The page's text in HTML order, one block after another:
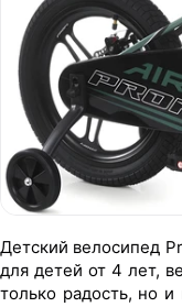
Детский велосипед
для детей от 4 лет,
только радость, но